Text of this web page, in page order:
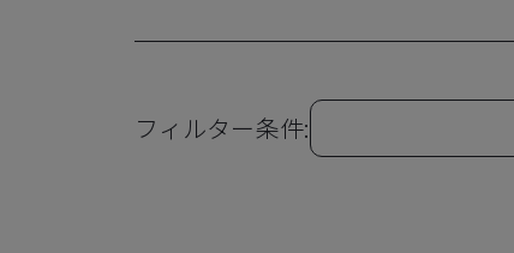
フィルター条件: